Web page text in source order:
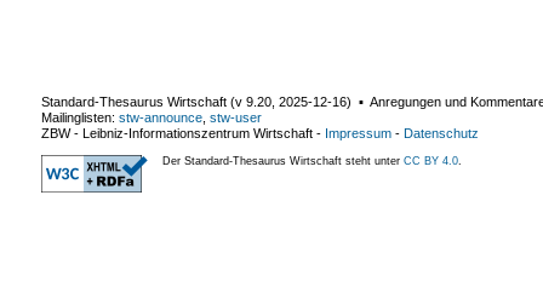
Standard-Thesaurus Wirtschaft (v 9.20 2025-12-16) ▪ Anregungen und
Mailinglisten: stw-announce stw-user
ZBW - Leibniz-Informationszentrum Wirtschaft - Impressum - Datenschutz
Der Standard-Thesaurus Wirtschaft steht unter CC BY 4.0